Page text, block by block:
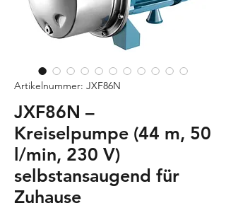
Artikelnummer: JXF86N
JXF86N –
Kreiselpumpe (44 m, 50
l/min, 230 V)
selbstansaugend für
Zuhause